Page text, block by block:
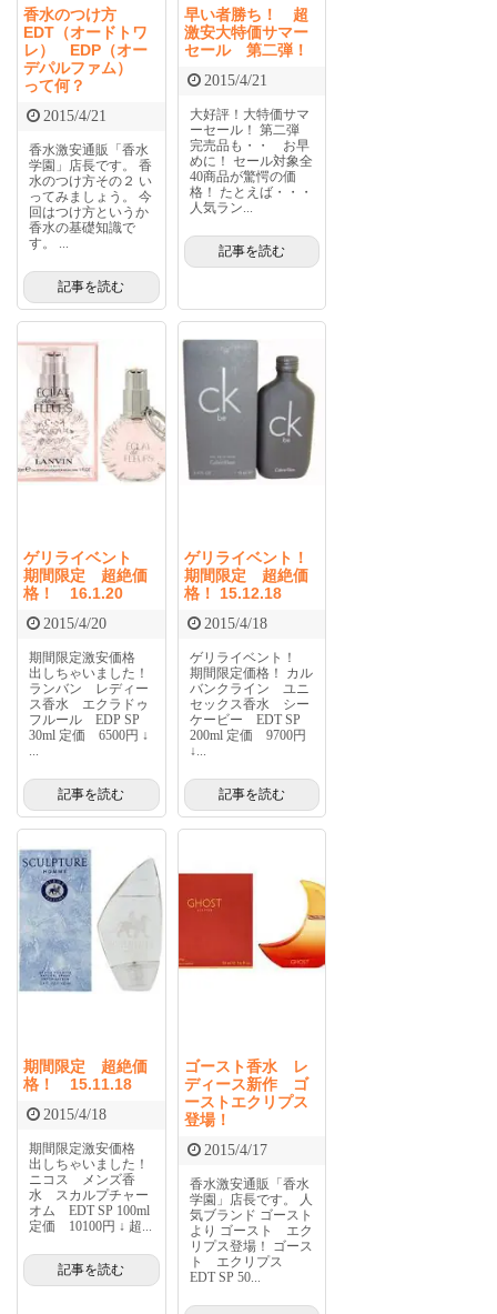
香水のつけ方
EDT（オードトワ
レ） EDP（オー
デパルファム）
って何？
2015/4/21
香水激安通販「香水
学園」店長です。 香
水のつけ方その２ い
ってみましょう。 今
回はつけ方というか
香水の基礎知識で
す。 ...
記事を読む
早い者勝ち！ 超
激安大特価サマー
セール 第二弾！
2015/4/21
大好評！大特価サマ
ーセール！ 第二弾
完売品も・・ お早
めに！ セール対象全
40商品が驚愕の価
格！ たとえば・・・
人気ラン...
記事を読む
ゲリライベント
期間限定 超絶価
格！ 16.1.20
2015/4/20
期間限定激安価格
出しちゃいました！
ランバン レディー
ス香水 エクラドゥ
フルール EDP SP
30ml 定価 6500円 ↓
...
記事を読む
ゲリライベント！
期間限定 超絶価
格！ 15.12.18
2015/4/18
ゲリライベント！
期間限定価格！ カル
バンクライン ユニ
セックス香水 シー
ケービー EDT SP
200ml 定価 9700円
↓...
記事を読む
期間限定 超絶価
格！ 15.11.18
2015/4/18
期間限定激安価格
出しちゃいました！
ニコス メンズ香
水 スカルプチャー
オム EDT SP 100ml
定価 10100円 ↓ 超...
記事を読む
ゴースト香水 レ
ディース新作 ゴ
ーストエクリプス
登場！
2015/4/17
香水激安通販「香水
学園」店長です。 人
気ブランド ゴースト
より ゴースト エク
リプス登場！ ゴース
ト エクリプス
EDT SP 50...